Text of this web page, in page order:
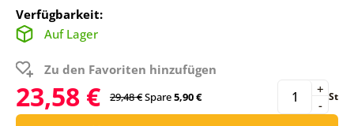
Verfügbarkeit:
Auf Lager
Zu den Favoriten hinzufügen
23,58 € 29,48 €Spare5,90 € -
+ St